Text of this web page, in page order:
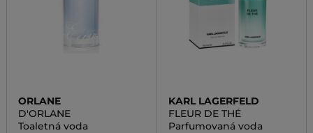
ORLANE
D'ORLANE
Toaletná voda
KARL LAGERFELD
FLEUR DE THÉ
Parfumovaná voda